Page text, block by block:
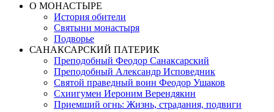
О МОНАСТЫРЕ
История обители
Святыни монастыря
Подворье
САНАКСАРСКИЙ ПАТЕРИК
Преподобный Феодор Санаксарский
Преподобный Александр Исповедник
Святой праведный воин Феодор Ушаков
Схиигумен Иероним Верендякин
Приемший огнь: Жизнь, страдания, подвиги